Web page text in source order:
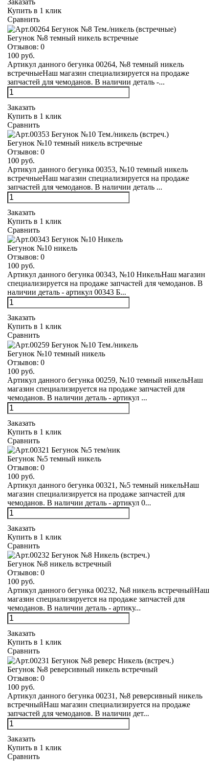
Заказать
Купить в 1 клик
Сравнить
Бегунок №8 темный никель встречные
Отзывов: 0
100 руб.
Артикул данного бегунка 00264, №8 темный никель
встречныеНаш магазин специализируется на продаже
запчастей для чемоданов. В наличии деталь -...
Заказать
Купить в 1 клик
Сравнить
Бегунок №10 темный никель встречные
Отзывов: 0
100 руб.
Артикул данного бегунка 00353, №10 темный никель
встречныеНаш магазин специализируется на продаже
запчастей для чемоданов. В наличии деталь ...
Заказать
Купить в 1 клик
Сравнить
Бегунок №10 никель
Отзывов: 0
100 руб.
Артикул данного бегунка 00343, №10 НикельНаш магазин
специализируется на продаже запчастей для чемоданов. В
наличии деталь - артикул 00343 Б...
Заказать
Купить в 1 клик
Сравнить
Бегунок №10 темный никель
Отзывов: 0
100 руб.
Артикул данного бегунка 00259, №10 темный никельНаш
магазин специализируется на продаже запчастей для
чемоданов. В наличии деталь - артикул ...
Заказать
Купить в 1 клик
Сравнить
Бегунок №5 темный никель
Отзывов: 0
100 руб.
Артикул данного бегунка 00321, №5 темный никельНаш
магазин специализируется на продаже запчастей для
чемоданов. В наличии деталь - артикул 0...
Заказать
Купить в 1 клик
Сравнить
Бегунок №8 никель встречный
Отзывов: 0
100 руб.
Артикул данного бегунка 00232, №8 никель встречныйНаш
магазин специализируется на продаже запчастей для
чемоданов. В наличии деталь - артику...
Заказать
Купить в 1 клик
Сравнить
Бегунок №8 реверсивный никель встречный
Отзывов: 0
100 руб.
Артикул данного бегунка 00231, №8 реверсивный никель
встречныйНаш магазин специализируется на продаже
запчастей для чемоданов. В наличии дет...
Заказать
Купить в 1 клик
Сравнить